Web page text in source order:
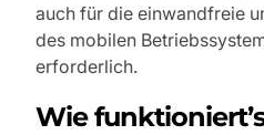
auch für die einwandfreie
des mobilen
erforderlich.
Wie